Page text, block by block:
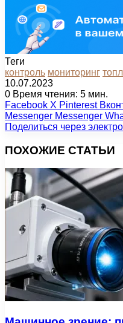
Теги
контроль мониторинг
10.07.2023
0 Время чтения: 5 мин.
Facebook X Pinterest
Messenger Messenger
Поделиться через
ПОХОЖИЕ СТАТЬИ